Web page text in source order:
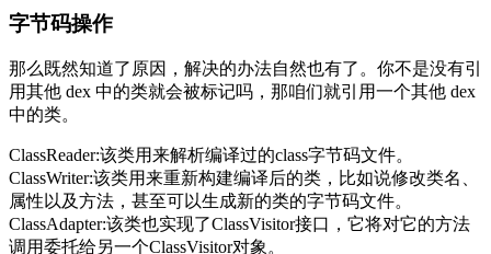
字节码操作
那么既然知道了原因，解决的办法自然也有了。你不是没有引
用其他 dex 中的类就会被标记吗，那咱们就引用一个其他 dex
中的类。
ClassReader:该类用来解析编译过的class字节码文件。
ClassWriter:该类用来重新构建编译后的类，比如说修改类名、
属性以及方法，甚至可以生成新的类的字节码文件。
ClassAdapter:该类也实现了ClassVisitor接口，它将对它的方法
调用委托给另一个ClassVisitor对象。